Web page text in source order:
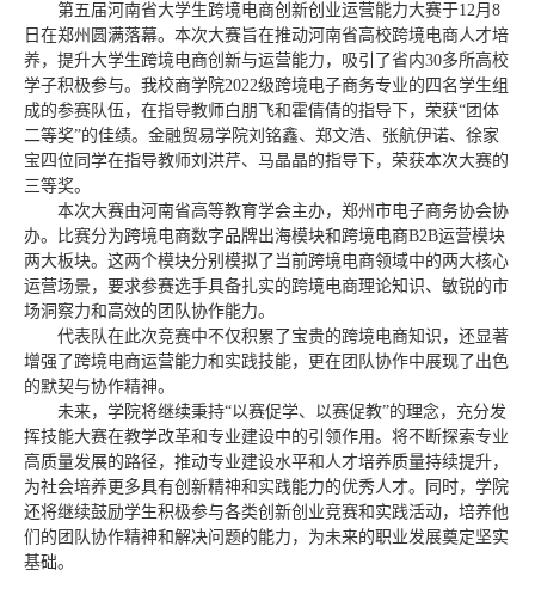
第五届河南省大学生跨境电商创新创业运营能力大赛于12月8
日在郑州圆满落幕。本次大赛旨在推动河南省高校跨境电商人才培
养，提升大学生跨境电商创新与运营能力，吸引了省内30多所高校
学子积极参与。我校商学院2022级跨境电子商务专业的四名学生组
成的参赛队伍，在指导教师白朋飞和霍倩倩的指导下，荣获“团体
二等奖”的佳绩。金融贸易学院刘铭鑫、郑文浩、张航伊诺、徐家
宝四位同学在指导教师刘洪芹、马晶晶的指导下，荣获本次大赛的
三等奖。
本次大赛由河南省高等教育学会主办，郑州市电子商务协会协
办。比赛分为跨境电商数字品牌出海模块和跨境电商B2B运营模块
两大板块。这两个模块分别模拟了当前跨境电商领域中的两大核心
运营场景，要求参赛选手具备扎实的跨境电商理论知识、敏锐的市
场洞察力和高效的团队协作能力。
代表队在此次竞赛中不仅积累了宝贵的跨境电商知识，还显著
增强了跨境电商运营能力和实践技能，更在团队协作中展现了出色
的默契与协作精神。
未来，学院将继续秉持“以赛促学、以赛促教”的理念，充分发
挥技能大赛在教学改革和专业建设中的引领作用。将不断探索专业
高质量发展的路径，推动专业建设水平和人才培养质量持续提升，
为社会培养更多具有创新精神和实践能力的优秀人才。同时，学院
还将继续鼓励学生积极参与各类创新创业竞赛和实践活动，培养他
们的团队协作精神和解决问题的能力，为未来的职业发展奠定坚实
基础。